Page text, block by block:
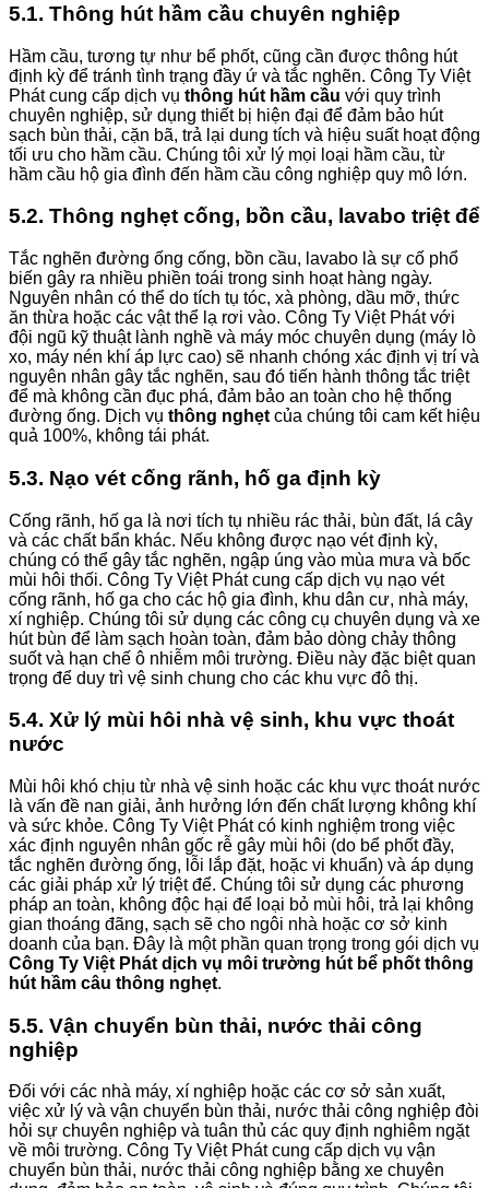
5.1. Thông hút hầm cầu chuyên nghiệp
Hầm cầu, tương tự như bể phốt, cũng cần được thông hút
định kỳ để tránh tình trạng đầy ứ và tắc nghẽn. Công Ty Việt
Phát cung cấp dịch vụ thông hút hầm cầu với quy trình
chuyên nghiệp, sử dụng thiết bị hiện đại để đảm bảo hút
sạch bùn thải, cặn bã, trả lại dung tích và hiệu suất hoạt động
tối ưu cho hầm cầu. Chúng tôi xử lý mọi loại hầm cầu, từ
hầm cầu hộ gia đình đến hầm cầu công nghiệp quy mô lớn.
5.2. Thông nghẹt cống, bồn cầu, lavabo triệt để
Tắc nghẽn đường ống cống, bồn cầu, lavabo là sự cố phổ
biến gây ra nhiều phiền toái trong sinh hoạt hàng ngày.
Nguyên nhân có thể do tích tụ tóc, xà phòng, dầu mỡ, thức
ăn thừa hoặc các vật thể lạ rơi vào. Công Ty Việt Phát với
đội ngũ kỹ thuật lành nghề và máy móc chuyên dụng (máy lò
xo, máy nén khí áp lực cao) sẽ nhanh chóng xác định vị trí và
nguyên nhân gây tắc nghẽn, sau đó tiến hành thông tắc triệt
để mà không cần đục phá, đảm bảo an toàn cho hệ thống
đường ống. Dịch vụ thông nghẹt của chúng tôi cam kết hiệu
quả 100%, không tái phát.
5.3. Nạo vét cống rãnh, hố ga định kỳ
Cống rãnh, hố ga là nơi tích tụ nhiều rác thải, bùn đất, lá cây
và các chất bẩn khác. Nếu không được nạo vét định kỳ,
chúng có thể gây tắc nghẽn, ngập úng vào mùa mưa và bốc
mùi hôi thối. Công Ty Việt Phát cung cấp dịch vụ nạo vét
cống rãnh, hố ga cho các hộ gia đình, khu dân cư, nhà máy,
xí nghiệp. Chúng tôi sử dụng các công cụ chuyên dụng và xe
hút bùn để làm sạch hoàn toàn, đảm bảo dòng chảy thông
suốt và hạn chế ô nhiễm môi trường. Điều này đặc biệt quan
trọng để duy trì vệ sinh chung cho các khu vực đô thị.
5.4. Xử lý mùi hôi nhà vệ sinh, khu vực thoát
nước
Mùi hôi khó chịu từ nhà vệ sinh hoặc các khu vực thoát nước
là vấn đề nan giải, ảnh hưởng lớn đến chất lượng không khí
và sức khỏe. Công Ty Việt Phát có kinh nghiệm trong việc
xác định nguyên nhân gốc rễ gây mùi hôi (do bể phốt đầy,
tắc nghẽn đường ống, lỗi lắp đặt, hoặc vi khuẩn) và áp dụng
các giải pháp xử lý triệt để. Chúng tôi sử dụng các phương
pháp an toàn, không độc hại để loại bỏ mùi hôi, trả lại không
gian thoáng đãng, sạch sẽ cho ngôi nhà hoặc cơ sở kinh
doanh của bạn. Đây là một phần quan trọng trong gói dịch vụ
Công Ty Việt Phát dịch vụ môi trường hút bể phốt thông
hút hầm câu thông nghẹt.
5.5. Vận chuyển bùn thải, nước thải công
nghiệp
Đối với các nhà máy, xí nghiệp hoặc các cơ sở sản xuất,
việc xử lý và vận chuyển bùn thải, nước thải công nghiệp đòi
hỏi sự chuyên nghiệp và tuân thủ các quy định nghiêm ngặt
về môi trường. Công Ty Việt Phát cung cấp dịch vụ vận
chuyển bùn thải, nước thải công nghiệp bằng xe chuyên